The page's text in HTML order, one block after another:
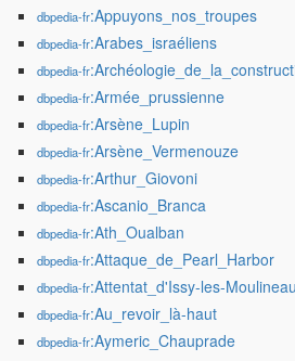
dbpedia-fr:Appuyons_nos_troupes
dbpedia-fr:Arabes_israéliens
dbpedia-fr
dbpedia-fr:Armée_prussienne
dbpedia-fr:Arsène_Lupin
dbpedia-fr:Arsène_Vermenouze
dbpedia-fr:Arthur_Giovoni
dbpedia-fr:Ascanio_Branca
dbpedia-fr:Ath_Oualban
dbpedia-fr:Attaque_de_Pearl_Harbor
dbpedia-fr:Attentat_d'Issy-les-
dbpedia-fr:Au_revoir_là-haut
dbpedia-fr:Aymeric_Chauprade